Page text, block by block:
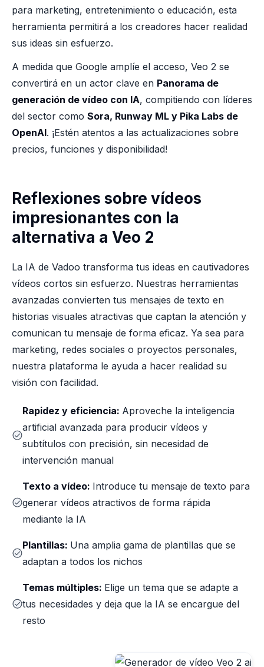
para marketing, entretenimiento o educación, esta
herramienta permitirá a los creadores hacer realidad
sus ideas sin esfuerzo.
A medida que Google amplíe el acceso, Veo 2 se
convertirá en un actor clave en Panorama de
generación de vídeo con IA, compitiendo con líderes
del sector como Sora, Runway ML y Pika Labs de
OpenAI. ¡Estén atentos a las actualizaciones sobre
precios, funciones y disponibilidad!
Reflexiones sobre vídeos
impresionantes con la
alternativa a Veo 2
La IA de Vadoo transforma tus ideas en cautivadores
vídeos cortos sin esfuerzo. Nuestras herramientas
avanzadas convierten tus mensajes de texto en
historias visuales atractivas que captan la atención y
comunican tu mensaje de forma eficaz. Ya sea para
marketing, redes sociales o proyectos personales,
nuestra plataforma le ayuda a hacer realidad su
visión con facilidad.
Rapidez y eficiencia: Aproveche la inteligencia
artificial avanzada para producir vídeos y
subtítulos con precisión, sin necesidad de
intervención manual
Texto a vídeo: Introduce tu mensaje de texto para
generar vídeos atractivos de forma rápida
mediante la IA
Plantillas: Una amplia gama de plantillas que se
adaptan a todos los nichos
Temas múltiples: Elige un tema que se adapte a
tus necesidades y deja que la IA se encargue del
resto